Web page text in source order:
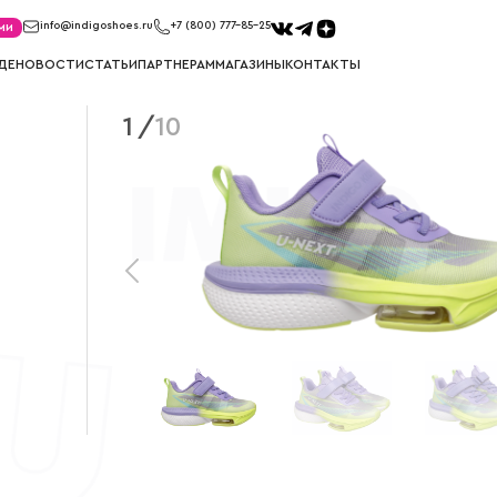
info@indigoshoes.ru +7 (800) 777-85-25
НОВОСТИСТАТЬИПАРТНЕРАММАГАЗИНЫКОНТАКТЫ
САНДАЛИИ
Сандалии для мальчиков
Сандалии для девочек
МЕМБРАНА
Мембрана для мальчиков
Мембрана для девочек
УГГИ
Угги для
Угги для
1 /10